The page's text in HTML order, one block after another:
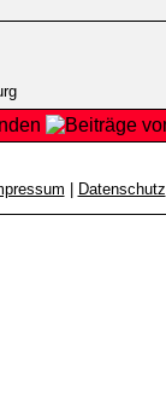
Datenschutz